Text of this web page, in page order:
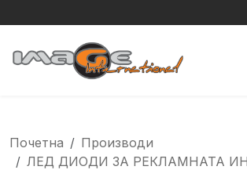
Почетна
Производи
ЛЕД ДИОДИ ЗА РЕКЛАМНАТА